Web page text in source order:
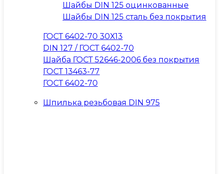
Шайбы DIN 125 оцинкованные
Шайбы DIN 125 сталь без покрытия
ГОСТ 6402-70 30Х13
DIN 127 / ГОСТ 6402-70
Шайба ГОСТ 52646-2006 без покрытия
ГОСТ 13463-77
ГОСТ 6402-70
Шпилька резьбовая DIN 975